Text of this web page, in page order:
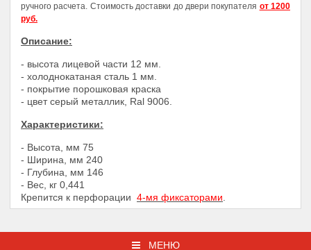
ручного расчета. Стоимость доставки до двери покупателя от 1200
руб.
Описание:
- высота лицевой части 12 мм.
- холоднокатаная сталь 1 мм.
- покрытие порошковая краска
- цвет серый металлик, Ral 9006.
Характеристики:
- Высота, мм 75
- Ширина, мм 240
- Глубина, мм 146
- Вес, кг 0,441
Крепится к перфорации 4-мя фиксаторами
МЕНЮ